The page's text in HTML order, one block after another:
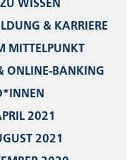
WISSEN
& KARRIERE
MITTELPUNKT
ONLINE-BANKING
2021
2021